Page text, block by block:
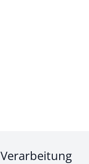
Abschnitt 2 von 3:
Verarbeitung